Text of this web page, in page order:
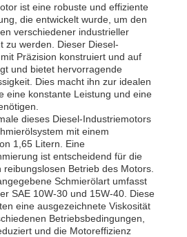
ist eine robuste und effiziente
die entwickelt wurde, um den
verschiedener industrieller
zu werden. Dieser Diesel-
Präzision konstruiert und auf
und bietet hervorragende
Dies macht ihn zur idealen
eine konstante Leistung und eine
dieses Diesel-Industriemotors
mit einem
1,65 Litern. Eine
ist entscheidend für die
Betrieb des Motors.
Schmierölart umfasst
SAE 10W-30 und 15W-40. Diese
eine ausgezeichnete Viskosität
Betriebsbedingungen,
und die Motoreffizienz